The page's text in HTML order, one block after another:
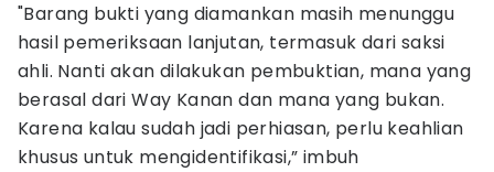
"Barang bukti yang diamankan masih menunggu
hasil pemeriksaan lanjutan, termasuk dari saksi
ahli. Nanti akan dilakukan pembuktian, mana yang
berasal dari Way Kanan dan mana yang bukan.
Karena kalau sudah jadi perhiasan, perlu keahlian
khusus untuk mengidentifikasi,” imbuh